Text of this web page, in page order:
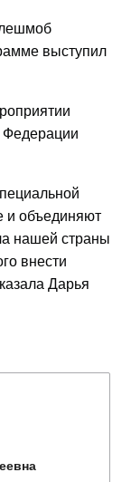
выступил
Федерации
и объединяют
нашей страны
внести
Дарья